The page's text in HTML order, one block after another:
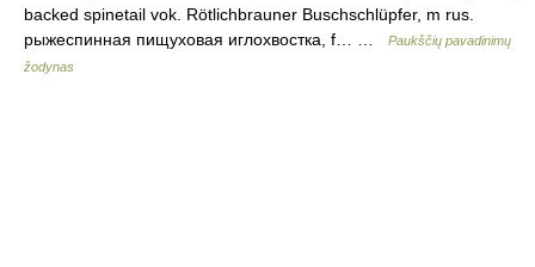
backed spinetail vok. Rötlichbrauner Buschschlüpfer, m rus.
рыжеспинная пищуховая иглохвостка, f… …
Paukščių pavadinimų
žodynas